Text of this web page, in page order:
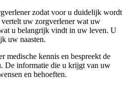
zodat voor u duidelijk wordt
uw zorgverlener wat uw
u belangrijk vindt in uw leven. U
uw naasten.
medische kennis en bespreekt de
De informatie die u krijgt van uw
en behoeften.